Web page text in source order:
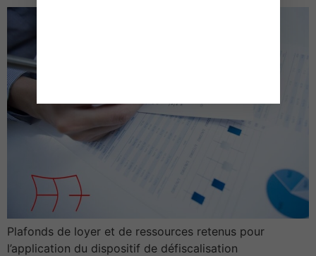
Plafonds de loyer et de ressources retenus pour
l’application du dispositif de défiscalisation